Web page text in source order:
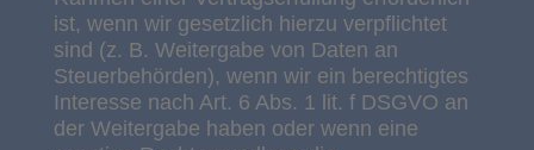
ist, wenn wir gesetzlich hierzu verpflichtet
sind (z. B. Weitergabe von Daten an
Steuerbehörden), wenn wir ein berechtigtes
Interesse nach Art. 6 Abs. 1 lit. f DSGVO an
der Weitergabe haben oder wenn eine